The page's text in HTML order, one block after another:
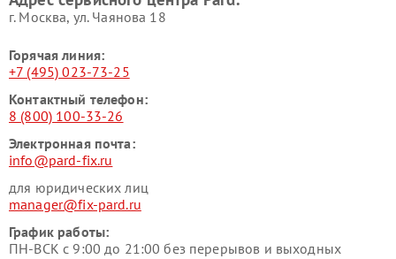
г. Москва, ул. Чаянова 18
Горячая линия:
+7 (495) 023-73-25
Контактный телефон:
8 (800) 100-33-26
Электронная почта:
info@pard-fix.ru
для юридических лиц
manager@fix-pard.ru
График работы:
ПН-ВСК с 9:00 до 21:00 без перерывов и выходных